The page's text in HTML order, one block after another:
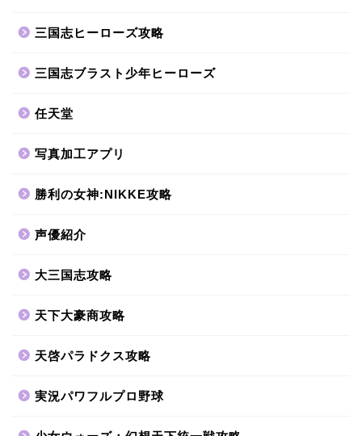
三国志ヒーローズ攻略
三国志ブラスト少年ヒーローズ
任天堂
写真加工アプリ
勝利の女神:NIKKE攻略
声優紹介
大三国志攻略
天下大豪商攻略
天啓パラドクス攻略
実況パワフルプロ野球